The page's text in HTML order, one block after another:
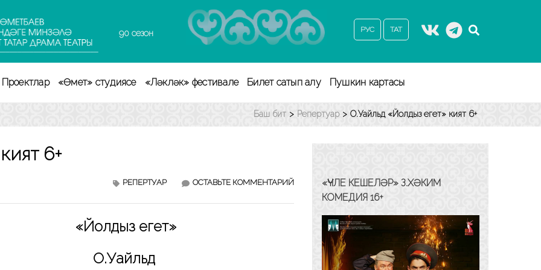
90 сезон РУС ТАТ
Проектлар «Өмет» студиясе «Ләкләк» фестивале Билет сатып алу Пушкин картасы
Баш бит > Репертуар > О.Уайльд «Йолдыз егет» әкият 6+
6+
ОСТАВЬТЕ КОММЕНТАРИЙО.УАЙЛЬД
«ЙОЛДЫЗ
РЕПЕРТУАР
«Йолдыз егет»
О.Уайльд
«ҮЧЛЕ КЕШЕЛӘР» З.ХӘКИМ
КОМЕДИЯ 16+